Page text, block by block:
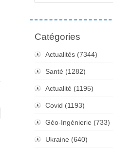
Catégories
Actualités (7344)
Santé (1282)
Actualité (1195)
Covid (1193)
Géo-Ingénierie (733)
Ukraine (640)